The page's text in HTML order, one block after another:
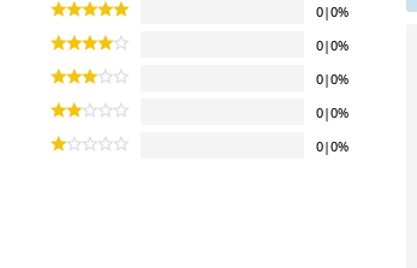
0|0%
0|0%
0|0%
0|0%
0|0%